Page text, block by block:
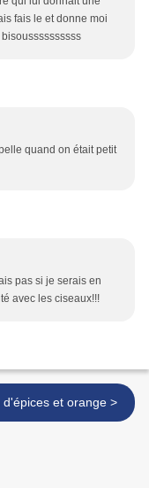
fais le et donne moi
quand on était petit
pas si je serais en
avec les ciseaux!!!
Pain d'épices et orange >